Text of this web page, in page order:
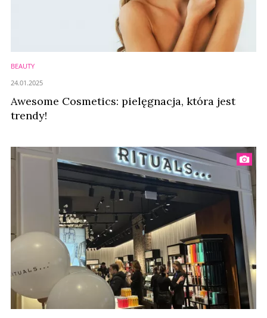
BEAUTY
Awesome Cosmetics: pielęgnacja, która jest
trendy!
24.01.2025